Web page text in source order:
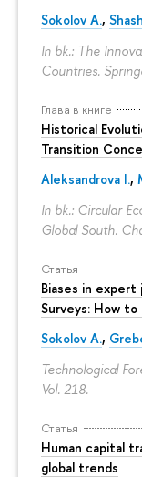
Sokolov A.,
In bk.: The
Countries.
Глава в книге
Historical
Transition
Aleksandrova I.,
In bk.: Circular
Global South.
Статья
Biases in
Surveys: How
Sokolov A.,
Technological
Vol. 218.
Статья
Human capital
global trends